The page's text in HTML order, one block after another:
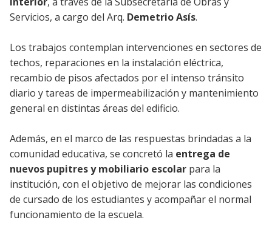
Servicios, a cargo del Arq. Demetrio Asís.
Los trabajos contemplan intervenciones en sectores de
techos, reparaciones en la instalación eléctrica,
recambio de pisos afectados por el intenso tránsito
diario y tareas de impermeabilización y mantenimiento
general en distintas áreas del edificio.
Además, en el marco de las respuestas brindadas a la
comunidad educativa, se concretó la entrega de
nuevos pupitres y mobiliario escolar para la
institución, con el objetivo de mejorar las condiciones
de cursado de los estudiantes y acompañar el normal
funcionamiento de la escuela.